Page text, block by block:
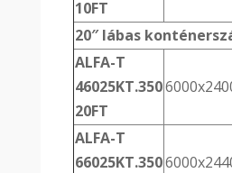
10FT
20″ lábas
ALFA-T
46025KT.350
20FT
ALFA-T
66025KT.350